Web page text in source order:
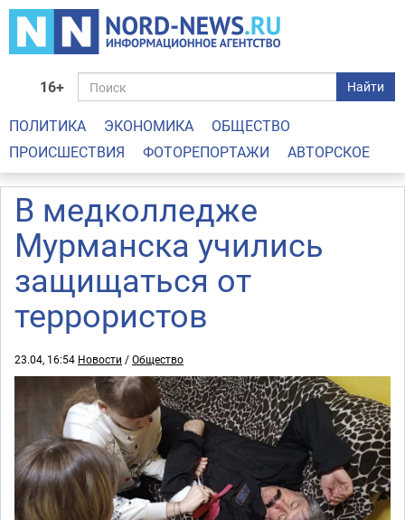
16+ Найти
ПОЛИТИКА ЭКОНОМИКА
ОБЩЕСТВО
ПРОИСШЕСТВИЯ
ФОТОРЕПОРТАЖИ АВТОРСКОЕ
В медколледже
Мурманска учились
защищаться от
террористов
23.04, 16:54 Новости /Общество